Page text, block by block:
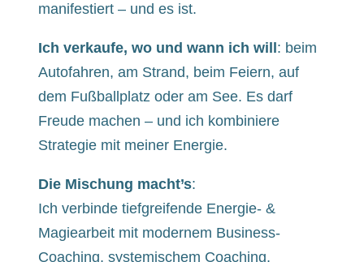
manifestiert – und es ist.
Ich verkaufe, wo und wann ich will : beim
Autofahren, am Strand, beim Feiern, auf
dem Fußballplatz oder am See. Es darf
Freude machen – und ich kombiniere
Strategie mit meiner Energie.
Die Mischung macht’s:
Ich verbinde tiefgreifende Energie- &
Magiearbeit mit modernem Business-
Coaching, systemischem Coaching,